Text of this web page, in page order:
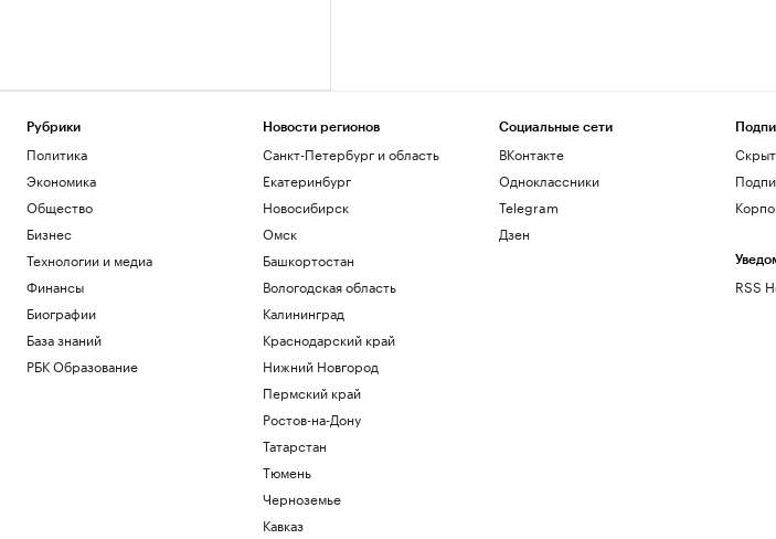
Рубрики
Политика
Экономика
Общество
Бизнес
Технологии и медиа
Финансы
Биографии
База знаний
РБК Образование
Новости регионов
Санкт-Петербург и область
Екатеринбург
Новосибирск
Омск
Башкортостан
Вологодская область
Калининград
Краснодарский край
Нижний Новгород
Пермский край
Ростов-на-Дону
Татарстан
Тюмень
Черноземье
Кавказ
Социальные сети
ВКонтакте
Одноклассники
Telegram
Дзен
RSS